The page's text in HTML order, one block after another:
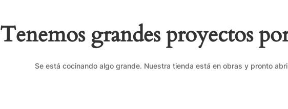
Tenemos grandes proyectos
Se está cocinando algo grande. Nuestra tienda está en obras y pronto